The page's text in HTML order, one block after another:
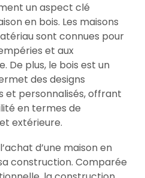
un aspect clé
en bois. Les maisons
sont connues pour
et aux
De plus, le bois est un
des designs
personnalisés, offrant
en termes de
extérieure.
d’une maison en
construction. Comparée